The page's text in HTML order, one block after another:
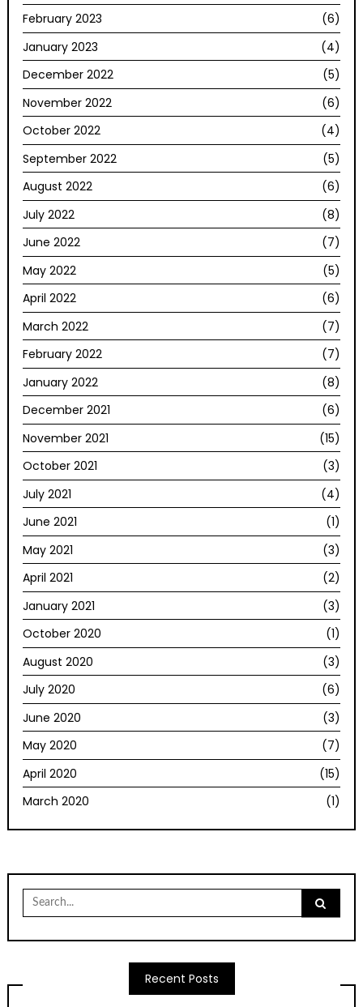
February 2023
(6)
January 2023
(4)
December 2022
(5)
November 2022
(6)
October 2022
(4)
September 2022
(5)
August 2022
(6)
July 2022
(8)
June 2022
(7)
May 2022
(5)
April 2022
(6)
March 2022
(7)
February 2022
(7)
January 2022
(8)
December 2021
(6)
November 2021
(15)
October 2021
(3)
July 2021
(4)
June 2021
(1)
May 2021
(3)
April 2021
(2)
January 2021
(3)
October 2020
(1)
August 2020
(3)
July 2020
(6)
June 2020
(3)
May 2020
(7)
April 2020
(15)
March 2020
(1)
Search
for:
Recent Posts